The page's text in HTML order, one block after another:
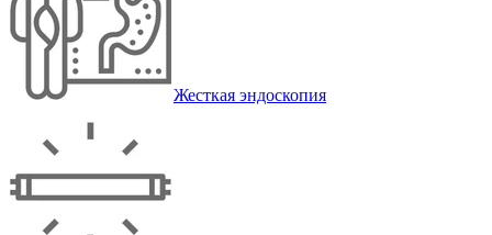
Жесткая эндоскопия